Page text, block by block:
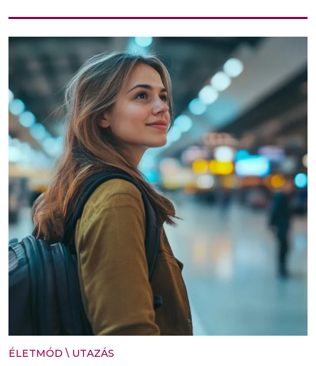
ÉLETMÓD \ UTAZÁS